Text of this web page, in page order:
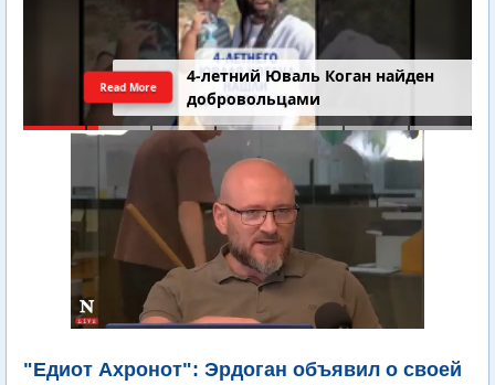
4-летний Юваль Коган найден
добровольцами
Read More
"Едиот Ахронот": Эрдоган объявил о своей